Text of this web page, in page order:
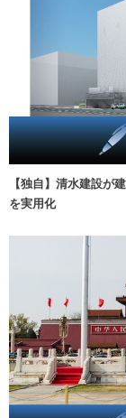
【独自】清水建設が
を実用化